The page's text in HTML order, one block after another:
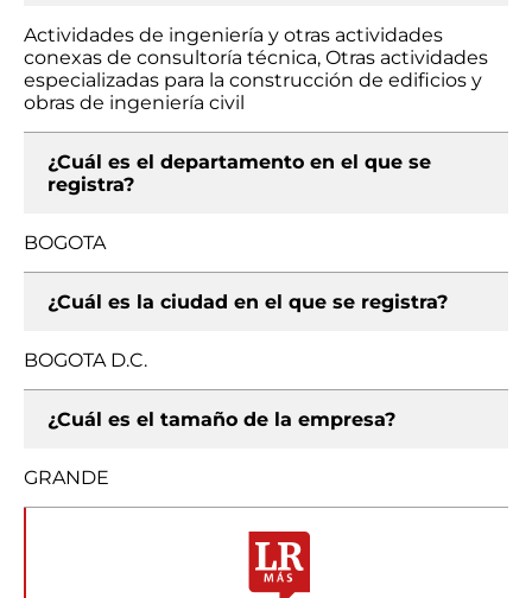
Actividades de ingeniería y otras actividades
conexas de consultoría técnica, Otras actividades
especializadas para la construcción de edificios y
obras de ingeniería civil
¿Cuál es el departamento en el que se
registra?
BOGOTA
¿Cuál es la ciudad en el que se registra?
BOGOTA D.C.
¿Cuál es el tamaño de la empresa?
GRANDE